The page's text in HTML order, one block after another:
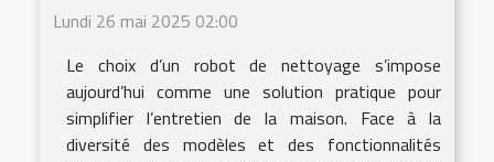
Lundi 26 mai 2025 02:00
Le choix d’un robot de nettoyage s’impose
aujourd’hui comme une solution pratique pour
simplifier l’entretien de la maison. Face à la
diversité des modèles et des fonctionnalités